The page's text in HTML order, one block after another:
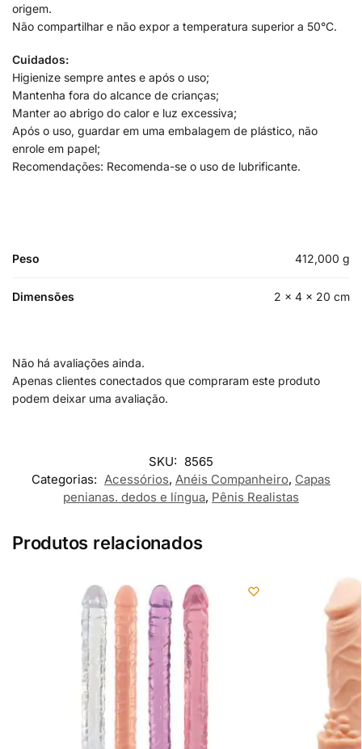
origem.
Não compartilhar e não expor a temperatura superior a 50°C.
Cuidados:
Higienize sempre antes e após o uso;
Mantenha fora do alcance de crianças;
Manter ao abrigo do calor e luz excessiva;
Após o uso, guardar em uma embalagem de plástico, não
enrole em papel;
Recomendações: Recomenda-se o uso de lubrificante.
Peso 412,000 g
Dimensões 2 × 4 × 20 cm
Não há avaliações ainda.
Apenas clientes conectados que compraram este produto
podem deixar uma avaliação.
SKU: 8565
Categorias: Acessórios, Anéis Companheiro, Capas
penianas. dedos e língua, Pênis Realistas
Produtos relacionados